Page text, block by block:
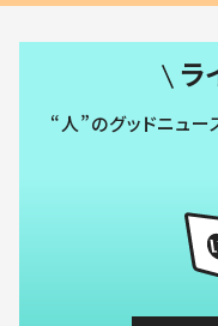
ラ
“人”のグッドニュー